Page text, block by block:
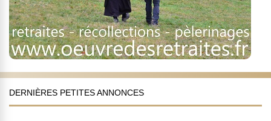
DERNIÈRES PETITES ANNONCES